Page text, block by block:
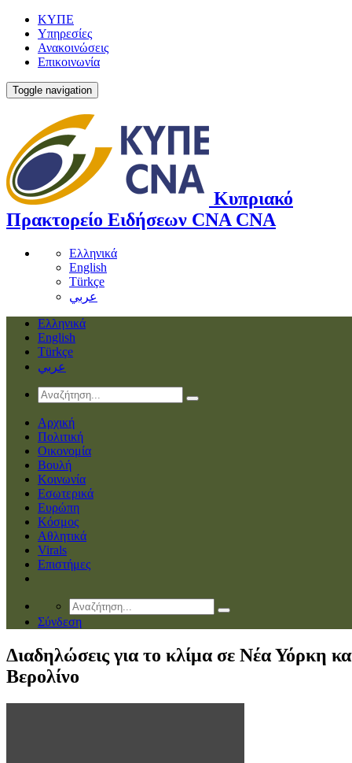
ΚΥΠΕ
Υπηρεσίες
Ανακοινώσεις
Επικοινωνία
Toggle navigation
Κυπριακό
Πρακτορείο Ειδήσεων CNA CNA
Ελληνικά
English
Türkçe
عربي
Ελληνικά
English
Türkçe
عربي
Αρχική
Πολιτική
Οικονομία
Βουλή
Κοινωνία
Εσωτερικά
Ευρώπη
Κόσμος
Αθλητικά
Virals
Επιστήμες
Σύνδεση
Διαδηλώσεις για το κλίμα σε Νέα Υόρκη
Βερολίνο